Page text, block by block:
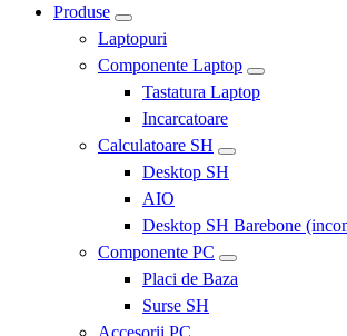
Produse
Laptopuri
Componente Laptop
Tastatura Laptop
Incarcatoare
Calculatoare SH
Desktop SH
AIO
Desktop SH Barebone
Componente PC
Placi de Baza
Surse SH
Accesorii PC